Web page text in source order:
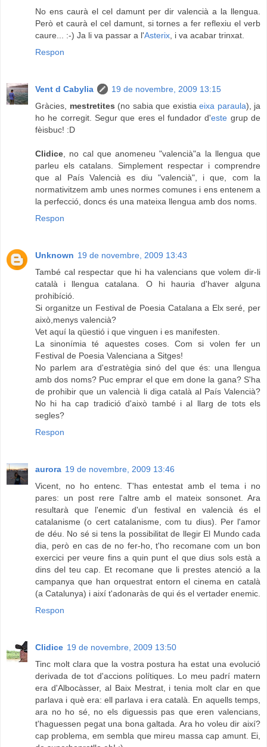
No ens caurà el cel damunt per dir valencià a la llengua.
Però et caurà el cel damunt, si tornes a fer reflexiu el verb
caure... :-) Ja li va passar a l'Asterix , i va acabar trinxat.
Respon
Vent d Cabylia
19 de novembre, 2009 13:15
Gràcies, mestretites (no sabia que existia eixa paraula), ja
ho he corregit. Segur que eres el fundador d'este grup de
fèisbuc! :D
Clidice , no cal que anomeneu "valencià"a la llengua que
parleu els catalans. Simplement respectar i comprendre
que al País Valencià es diu "valencià", i que, com la
normativitzem amb unes normes comunes i ens entenem a
la perfecció, doncs és una mateixa llengua amb dos noms.
Respon
Unknown 19 de novembre, 2009 13:43
També cal respectar que hi ha valencians que volem dir-li
català i llengua catalana. O hi hauria d'haver alguna
prohibíció.
Si organitze un Festival de Poesia Catalana a Elx seré, per
això,menys valencià?
Vet aquí la qüestió i que vinguen i es manifesten.
La sinonímia té aquestes coses. Com si volen fer un
Festival de Poesia Valenciana a Sitges!
No parlem ara d'estratègia sinó del que és: una llengua
amb dos noms? Puc emprar el que em done la gana? S'ha
de prohibir que un valencià li diga català al País Valencià?
No hi ha cap tradició d'això també i al llarg de tots els
segles?
Respon
aurora 19 de novembre, 2009 13:46
Vicent, no ho entenc. T'has entestat amb el tema i no
pares: un post rere l'altre amb el mateix sonsonet. Ara
resultarà que l'enemic d'un festival en valencià és el
catalanisme (o cert catalanisme, com tu dius). Per l'amor
de déu. No sé si tens la possibilitat de llegir El Mundo cada
dia, però en cas de no fer-ho, t'ho recomane com un bon
exercici per veure fins a quin punt el que dius sols està a
dins del teu cap. Et recomane que li prestes atenció a la
campanya que han orquestrat entorn el cinema en català
(a Catalunya) i així t'adonaràs de qui és el vertader enemic.
Respon
Clidice 19 de novembre, 2009 13:50
Tinc molt clara que la vostra postura ha estat una evolució
derivada de tot d'accions polítiques. Lo meu padrí matern
era d'Albocàsser, al Baix Mestrat, i tenia molt clar en que
parlava i què era: ell parlava i era català. En aquells temps,
ara no ho sé, no els diguessis pas que eren valencians,
t'haguessen pegat una bona galtada. Ara ho voleu dir així?
cap problema, em sembla que mireu massa cap amunt. Ei,